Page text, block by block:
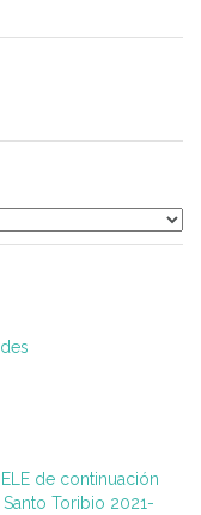
de continuación
Toribio 2021-